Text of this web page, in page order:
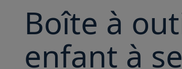
Boîte à
enfant à